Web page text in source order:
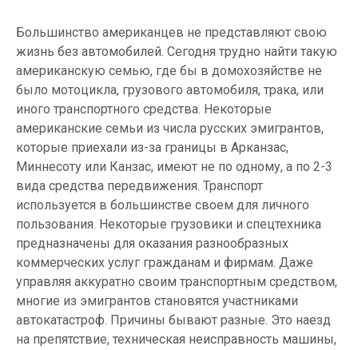
Большинство американцев не представляют свою
жизнь без автомобилей. Сегодня трудно найти такую
американскую семью, где бы в домохозяйстве не
было мотоцикла, грузового автомобиля, трака, или
иного транспортного средства. Некоторые
американские семьи из числа русских эмигрантов,
которые приехали из-за границы в Арканзас,
Миннесоту или Канзас, имеют не по одному, а по 2-3
вида средства передвижения. Транспорт
используется в большинстве своем для личного
пользования. Некоторые грузовики и спецтехника
предназначены для оказания разнообразных
коммерческих услуг гражданам и фирмам. Даже
управляя аккуратно своим транспортным средством,
многие из эмигрантов становятся участниками
автокатастроф. Причины бывают разные. Это наезд
на препятствие, техническая неисправность машины,